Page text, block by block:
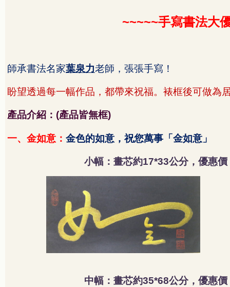
~~~~~手寫書法大
師承書法名家葉泉力老師，張張手寫！
盼望透過每一幅作品，都帶來祝福。裱框後可做為
產品介紹： (產品皆無框)
一、金如意： 金色的如意，祝您萬事「金如意」
小幅：畫芯約17*33公分，優惠價
中幅：畫芯約35*68公分，優惠價